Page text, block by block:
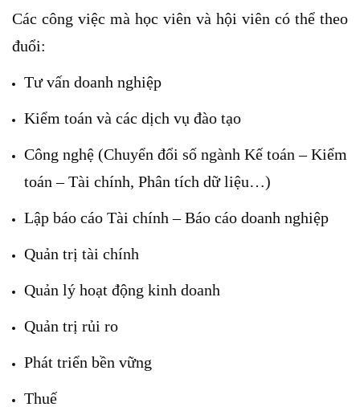
Các công việc mà học viên và hội viên có thể theo
đuổi:
Tư vấn doanh nghiệp
Kiểm toán và các dịch vụ đào tạo
Công nghệ (Chuyển đổi số ngành Kế toán – Kiểm
toán – Tài chính, Phân tích dữ liệu…)
Lập báo cáo Tài chính – Báo cáo doanh nghiệp
Quản trị tài chính
Quản lý hoạt động kinh doanh
Quản trị rủi ro
Phát triển bền vững
Thuế